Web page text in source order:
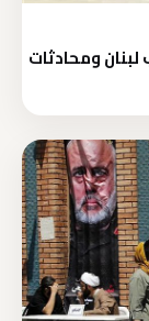
ومحادثات